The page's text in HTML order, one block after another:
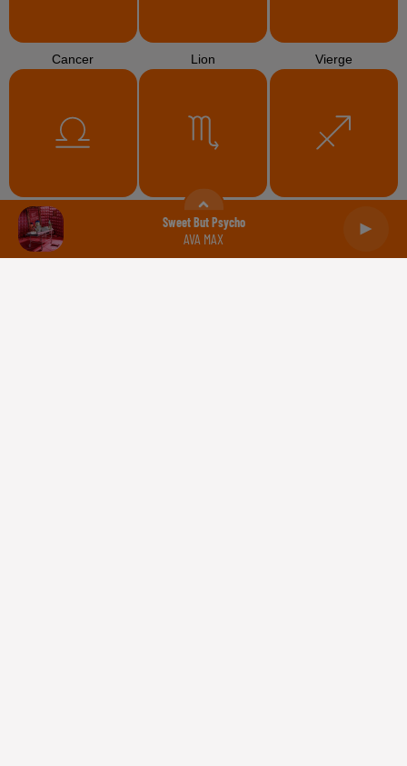
Sweet But Psycho
AVA MAX
Cancer Lion Vierge
Balance Scorpion